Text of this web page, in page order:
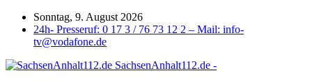
Sonntag, 9. August 2026
24h- Presseruf: 0 17 3 / 76 73 12 2 – Mail: info-
tv@vodafone.de
SachsenAnhalt112.de -